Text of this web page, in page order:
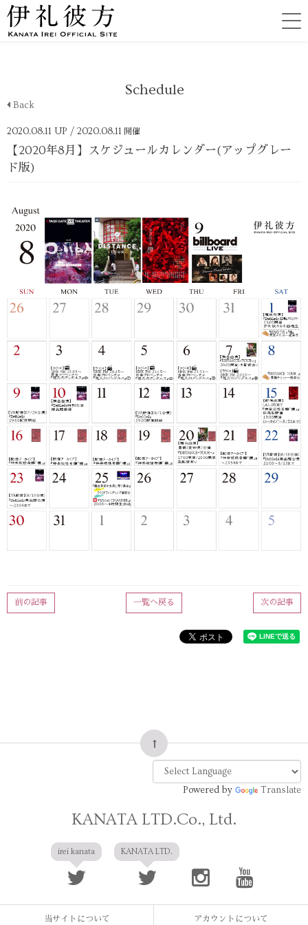
Schedule
Back
2020.08.11 UP / 2020.08.11 開催
【2020年8月】スケジュールカレンダー(アップグレー
ド版)
次の記事
一覧へ戻る
前の記事
Powered by Translate
KANATA LTD.Co., Ltd.
irei kanata KANATA LTD.
当サイトについて アカウントについて